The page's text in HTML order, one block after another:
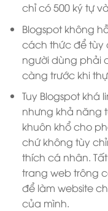
chỉ có 500 ký tự
Blogspot không
cách thức để tùy
người dùng phải
càng trước khi
Tuy Blogspot khá
nhưng khả năng
khuôn khổ cho
chứ không tùy
thích cá nhân.
trang web trông
để làm website
của mình.